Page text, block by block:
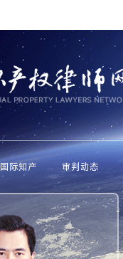
国际知产 审判动态